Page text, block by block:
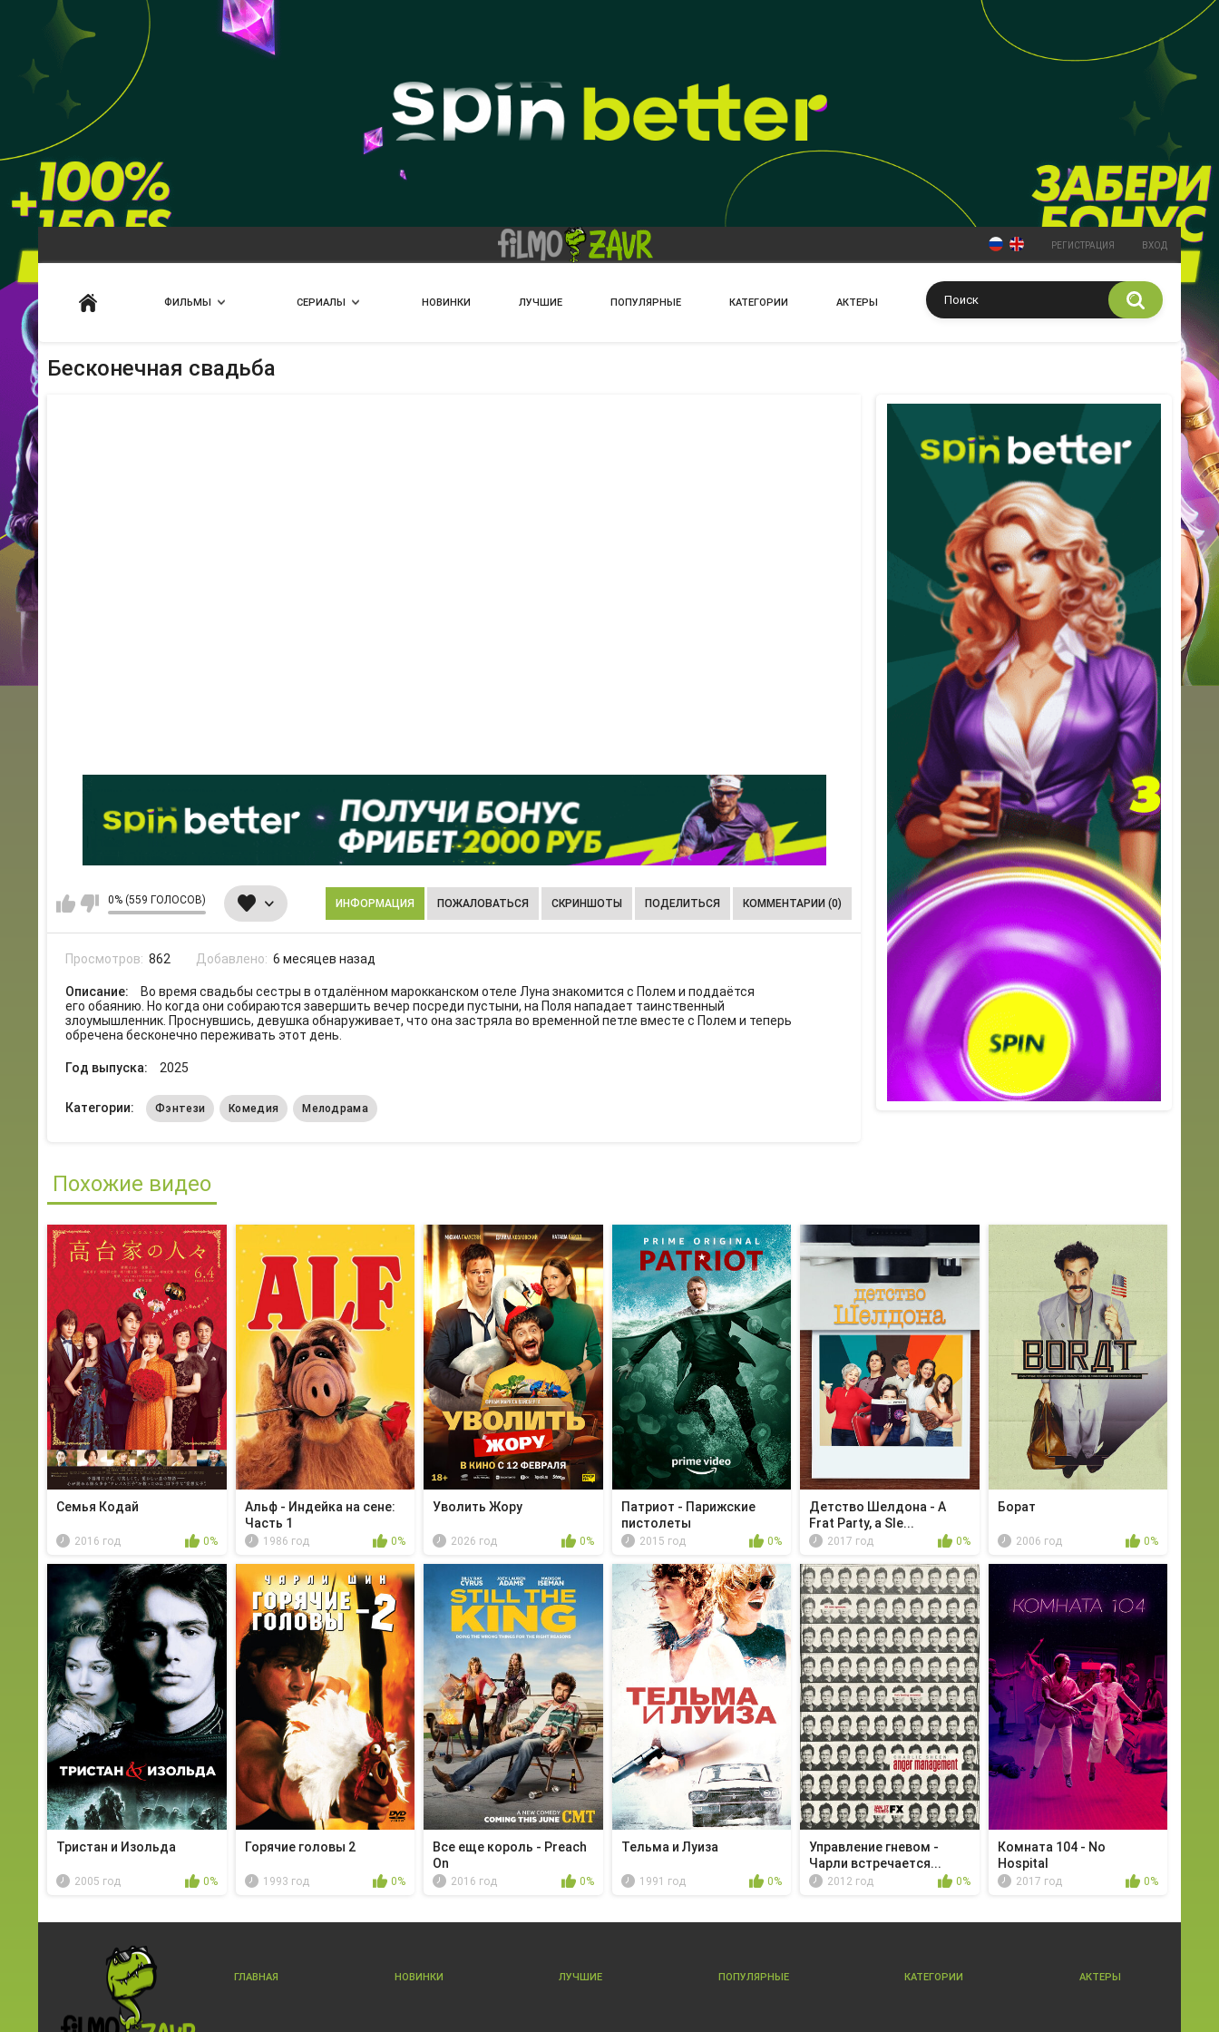
РЕГИСТРАЦИЯ ВХОД
ФИЛЬМЫ СЕРИАЛЫ НОВИНКИ ЛУЧШИЕ ПОПУЛЯРНЫЕ КАТЕГОРИИ АКТЕРЫ
Бесконечная свадьба
0% (559 ГОЛОСОВ) ИНФОРМАЦИЯ ПОЖАЛОВАТЬСЯ СКРИНШОТЫ ПОДЕЛИТЬСЯ КОММЕНТАРИИ (0)
Просмотров: 862 Добавлено: 6 месяцев назад
Описание:
Во время свадьбы сестры в отдалённом марокканском отеле Луна знакомится с Полем и поддаётся
его обаянию. Но когда они собираются завершить вечер посреди пустыни, на Поля нападает таинственный
злоумышленник. Проснувшись, девушка обнаруживает, что она застряла во временной петле вместе с Полем и теперь
обречена бесконечно переживать этот день.
Год выпуска: 2025
Категории: Фэнтези Комедия Мелодрама
Похожие видео
Семья Кодай
2016 год 0%
Альф - Индейка на сене:
Часть 1
1986 год 0%
Уволить Жору
2026 год 0%
Патриот - Парижские
пистолеты
2015 год 0%
Детство Шелдона - A
Frat Party, a Sle...
2017 год 0%
Борат
2006 год 0%
Тристан и Изольда
2005 год 0%
Горячие головы 2
1993 год 0%
Все еще король - Preach
On
2016 год 0%
Тельма и Луиза
1991 год 0%
Управление гневом -
Чарли встречается...
2012 год 0%
Комната 104 - No
Hospital
2017 год 0%
ГЛАВНАЯ НОВИНКИ ЛУЧШИЕ ПОПУЛЯРНЫЕ КАТЕГОРИИ АКТЕРЫ